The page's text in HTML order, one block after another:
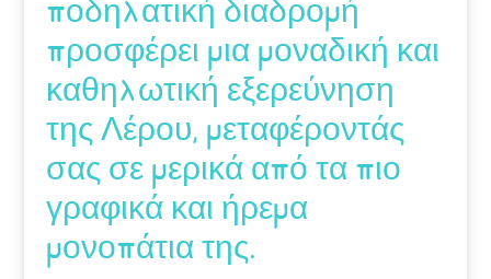
ποδηλατική διαδρομή
προσφέρει μια μοναδική και
καθηλωτική εξερεύνηση
της Λέρου, μεταφέροντάς
σας σε μερικά από τα πιο
γραφικά και ήρεμα
μονοπάτια της.